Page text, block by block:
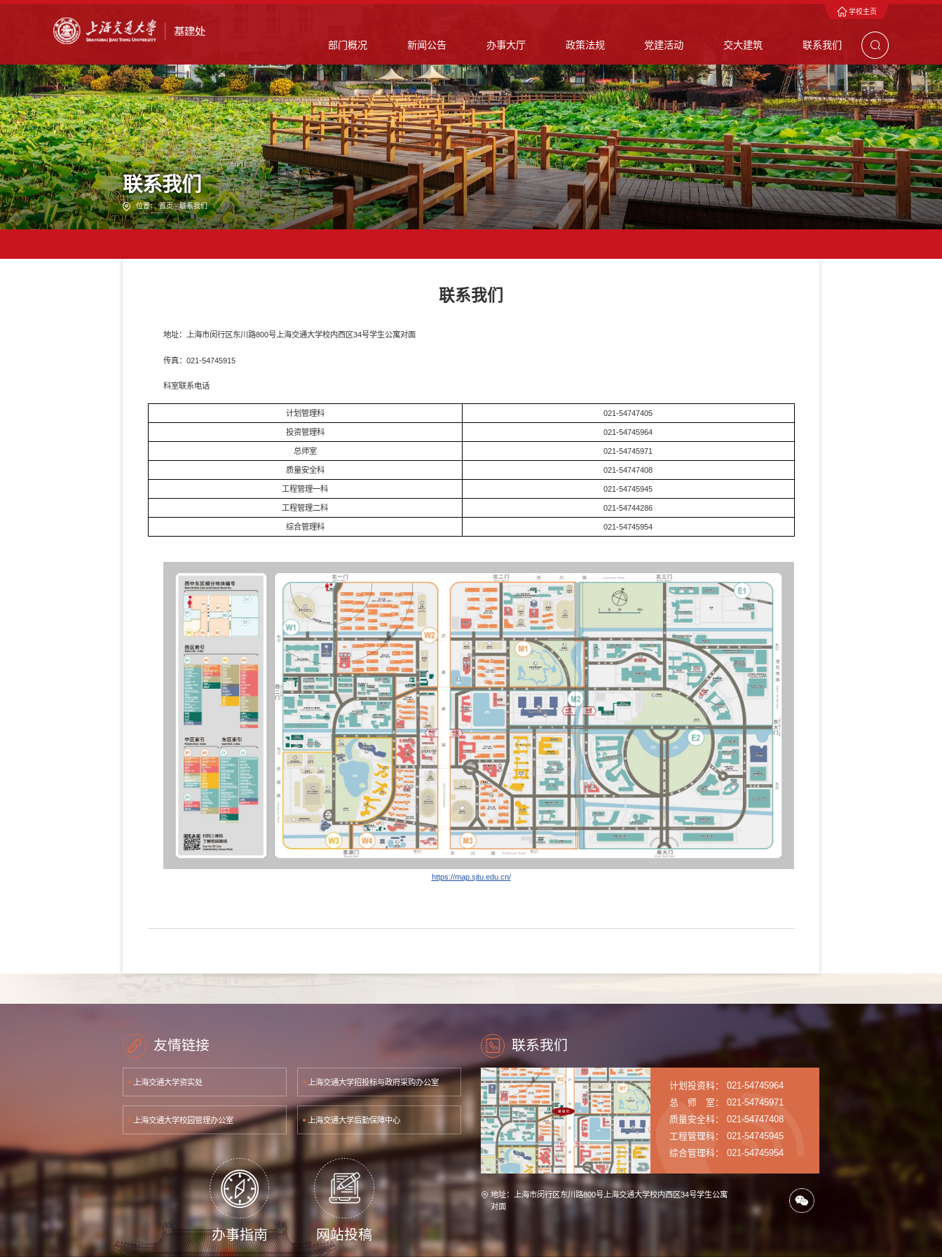
学校主页
部门概况 新闻公告 办事大厅 政策法规 党建活动 交大建筑 联系我们
联系我们
位置：首页-联系我们
联系我们
地址：上海市闵行区东川路800号上海交通大学校内西区34号学生公寓对面
传真：021-54745915
科室联系电话
计划管理科 021-54747405
投资管理科 021-54745964
总师室 021-54745971
质量安全科 021-54747408
工程管理一科 021-54745945
工程管理二科 021-54744286
综合管理科 021-54745954
https://map.sjtu.edu.cn/
友情链接
上海交通大学资实处 上海交通大学招投标与政府采购办公室
上海交通大学校园管理办公室 上海交通大学后勤保障中心
办事指南 网站投稿
联系我们
计划投资科： 021-54745964
总 师 室： 021-54745971
质量安全科： 021-54747408
工程管理科： 021-54745945
综合管理科： 021-54745954
地址：上海市闵行区东川路800号上海交通大学校内西区34号学生公寓
对面